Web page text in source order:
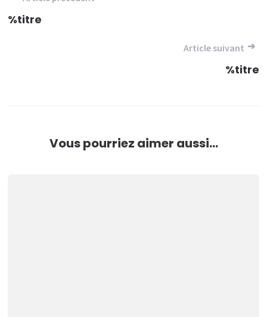
de
%titre
Article suivant
%titre
Vous pourriez aimer aussi...